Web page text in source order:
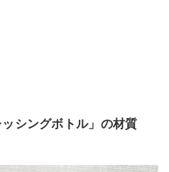
シングボトル」の材質